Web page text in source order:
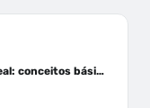
Intubação Orotraqueal: conceitos básicos